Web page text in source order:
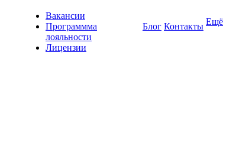
Вакансии
Программма
лояльности
Лицензии
Блог Контакты Ещё